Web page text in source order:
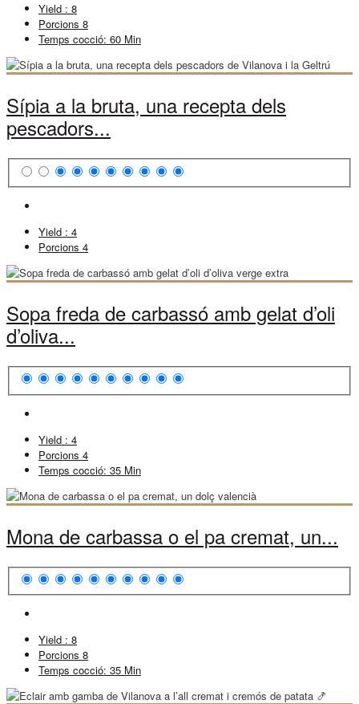
Yield : 8
Porcions 8
Temps cocció: 60 Min
Sípia a la bruta, una recepta dels
pescadors...
Yield : 4
Porcions 4
Sopa freda de carbassó amb gelat d’oli
d’oliva...
Yield : 4
Porcions 4
Temps cocció: 35 Min
Mona de carbassa o el pa cremat, un...
Yield : 8
Porcions 8
Temps cocció: 35 Min